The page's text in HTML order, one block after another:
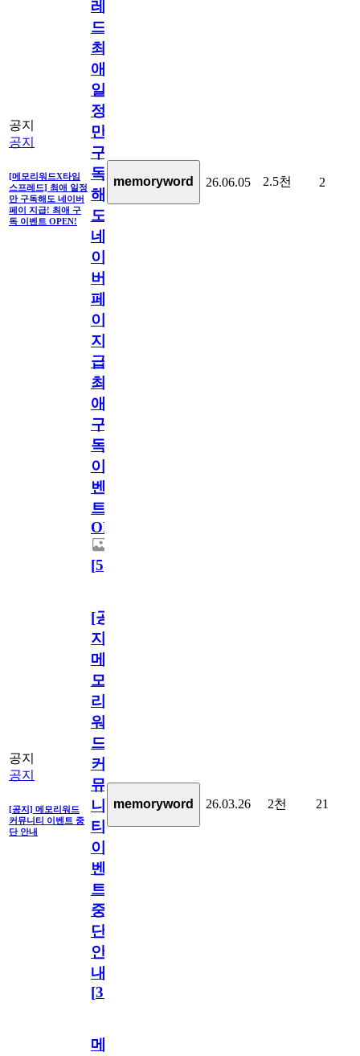
공지
공지
[메모리워드X타임
스프레드] 최애 일정
만 구독해도 네이버
페이 지급! 최애 구
독 이벤트 OPEN!
레
드]
최
애
일
정
만
구
독
해
도
네
이
버
페
이
지
급!
최
애
구
독
이
벤
트
OPEN!
[5]
memoryword 26.06.05 2.5천 2
공지
공지
[공지] 메모리워드
커뮤니티 이벤트 중
단 안내
[공
지]
메
모
리
워
드
커
뮤
니
티
이
벤
트
중
단
안
내
[31
memoryword 26.03.26 2천 21
메